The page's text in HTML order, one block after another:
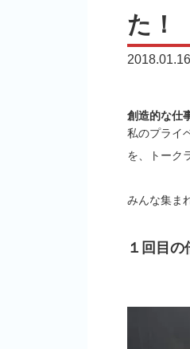
た！
2018.01.16
創造的な仕
私のプライ
を、トーク
みんな集ま
１回目の